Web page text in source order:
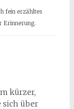
fein erzähltes
Erinnerung.
kürzer,
sich über